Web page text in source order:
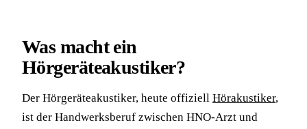
Was macht ein
Hörgeräteakustiker?
Der Hörgeräteakustiker, heute offiziell Hörakustiker,
ist der Handwerksberuf zwischen HNO-Arzt und